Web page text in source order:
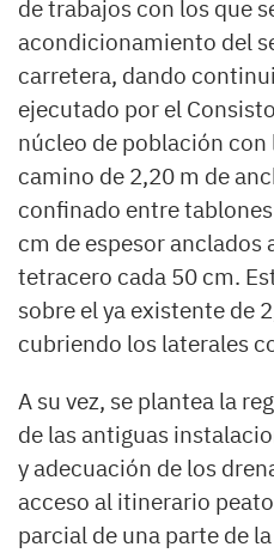
de trabajos con los que
acondicionamiento del
carretera, dando
ejecutado por el
núcleo de población
camino de 2,20 m de
confinado entre
cm de espesor
tetracero cada 50 cm.
sobre el ya existente de
cubriendo los laterales
A su vez, se plantea la
de las antiguas
y adecuación de los
acceso al itinerario
parcial de una parte de